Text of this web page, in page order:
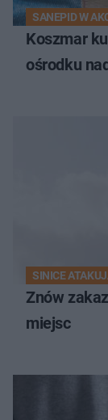
SANEPID W
Koszmar
ośrodku
SINICE
Znów
miejsc